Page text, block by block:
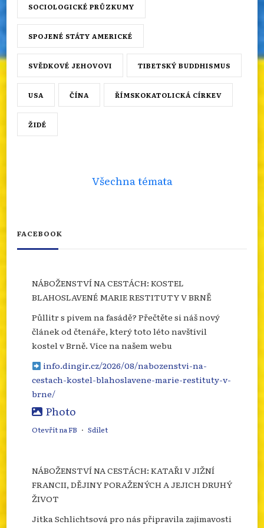
SOCIOLOGICKÉ PRŮZKUMY
SPOJENÉ STÁTY AMERICKÉ
SVĚDKOVÉ JEHOVOVI TIBETSKÝ BUDDHISMUS
USA ČÍNA ŘÍMSKOKATOLICKÁ CÍRKEV
ŽIDÉ
Všechna témata
FACEBOOK
NÁBOŽENSTVÍ NA CESTÁCH: KOSTEL
BLAHOSLAVENÉ MARIE RESTITUTY V BRNĚ
Půllitr s pivem na fasádě? Přečtěte si náš nový
článek od čtenáře, který toto léto navštívil
kostel v Brně. Více na našem webu
info.dingir.cz/2026/08/nabozenstvi-na-
cestach-kostel-blahoslavene-marie-restituty-v-
brne/
Photo
Otevřít na FB · Sdílet
NÁBOŽENSTVÍ NA CESTÁCH: KATAŘI V JIŽNÍ
FRANCII, DĚJINY PORAŽENÝCH A JEJICH DRUHÝ
ŽIVOT
Jitka Schlichtsová pro nás připravila zajímavosti